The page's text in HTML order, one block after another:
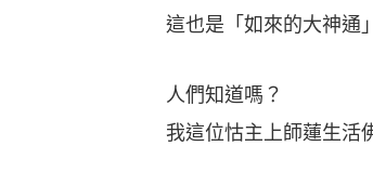
這也是「如來的大神通
人們知道嗎？
我這位怙主上師蓮生活佛